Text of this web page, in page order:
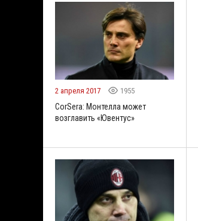
2 апреля 2017 1955
CorSera: Монтелла может
возглавить «Ювентус»